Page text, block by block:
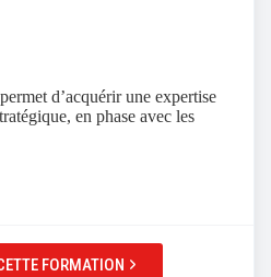
d’acquérir une expertise
en phase avec les
FORMATION